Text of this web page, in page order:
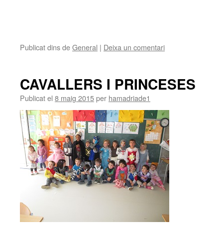
Publicat dins deGeneral | Deixa un comentari
CAVALLERS I PRINCESES
Publicat el 8 maig 2015per hamadriade1